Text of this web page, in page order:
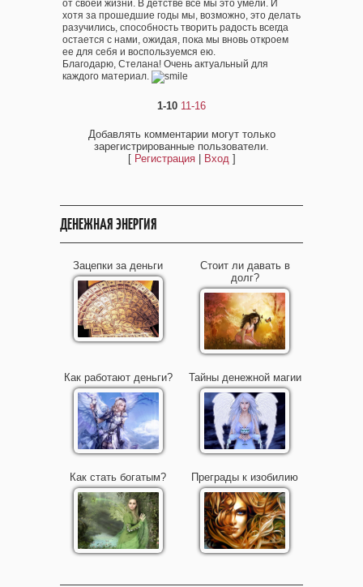
от своей жизни. В детстве все мы это умели. И
хотя за прошедшие годы мы, возможно, это делать
разучились, способность творить радость всегда
остается с нами, ожидая, пока мы вновь откроем
ее для себя и воспользуемся ею.
Благодарю, Стелана! Очень актуальный для
каждого материал.
1-10 11-16
Добавлять комментарии могут только
зарегистрированные пользователи.
[ Регистрация| Вход]
ДЕНЕЖНАЯ ЭНЕРГИЯ
Зацепки за деньги
Стоит ли давать в
долг?
Как работают деньги? Тайны денежной магии
Как стать богатым? Преграды к изобилию